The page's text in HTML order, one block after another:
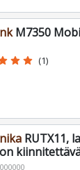
M7350
star star (1)
RUTX11,